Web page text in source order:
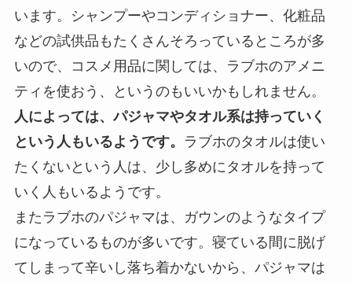
います。シャンプーやコンディショナー、化粧品
などの試供品もたくさんそろっているところが多
いので、コスメ用品に関しては、ラブホのアメニ
ティを使おう、というのもいいかもしれません。
人によっては、パジャマやタオル系は持っていく
という人もいるようです。
ラブホのタオルは使い
たくないという人は、少し多めにタオルを持って
いく人もいるようです。
またラブホのパジャマは、ガウンのようなタイプ
になっているものが多いです。寝ている間に脱げ
てしまって辛いし落ち着かないから、パジャマは